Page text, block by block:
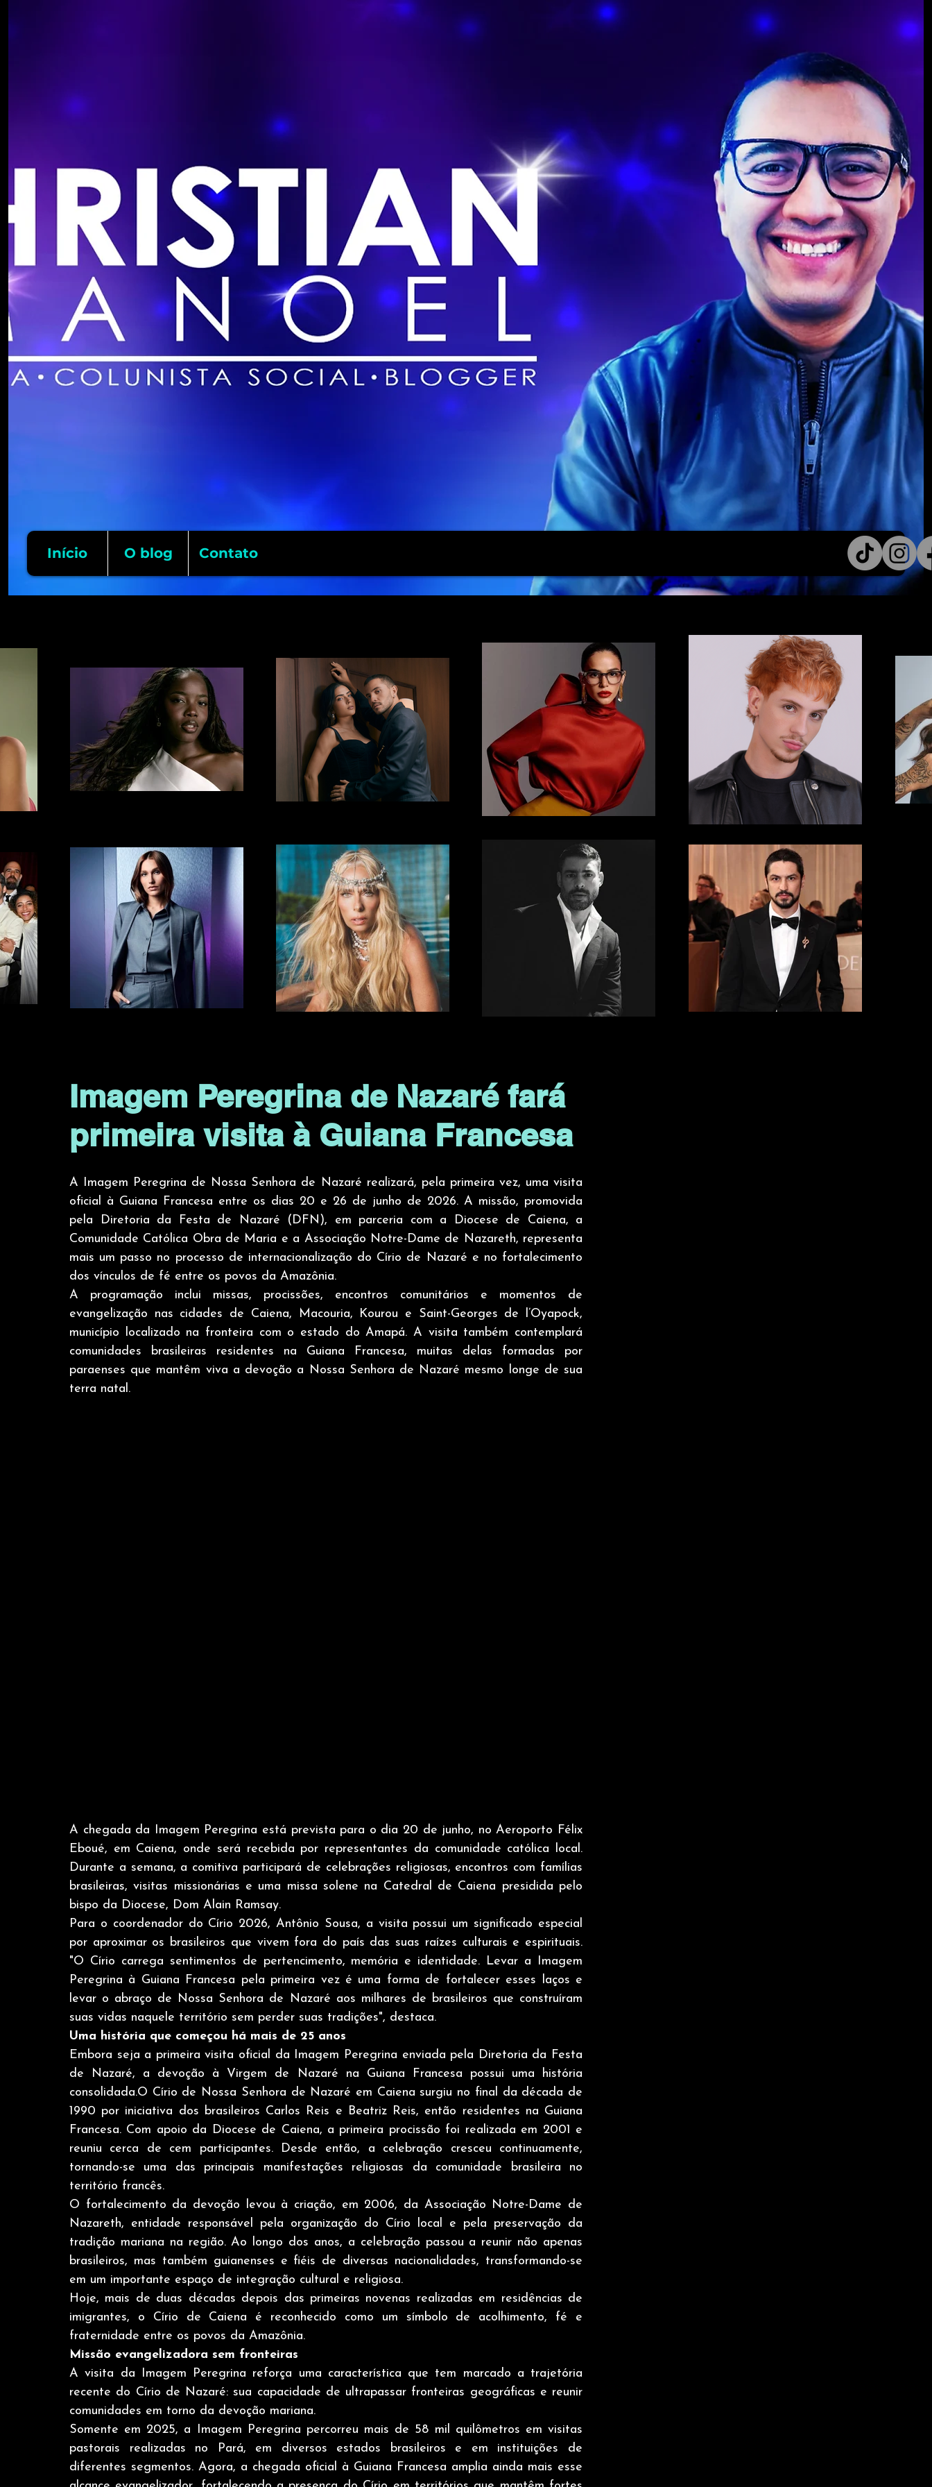
Início O blog Contato
Imagem Peregrina de Nazaré fará
primeira visita à Guiana Francesa
A Imagem Peregrina de Nossa Senhora de Nazaré realizará, pela primeira vez, uma visita
oficial à Guiana Francesa entre os dias 20 e 26 de junho de 2026. A missão, promovida
pela Diretoria da Festa de Nazaré (DFN), em parceria com a Diocese de Caiena, a
Comunidade Católica Obra de Maria e a Associação Notre-Dame de Nazareth, representa
mais um passo no processo de internacionalização do Círio de Nazaré e no fortalecimento
dos vínculos de fé entre os povos da Amazônia.
A programação inclui missas, procissões, encontros comunitários e momentos de
evangelização nas cidades de Caiena, Macouria, Kourou e Saint-Georges de l’Oyapock,
município localizado na fronteira com o estado do Amapá. A visita também contemplará
comunidades brasileiras residentes na Guiana Francesa, muitas delas formadas por
paraenses que mantêm viva a devoção a Nossa Senhora de Nazaré mesmo longe de sua
terra natal.
A chegada da Imagem Peregrina está prevista para o dia 20 de junho, no Aeroporto Félix
Eboué, em Caiena, onde será recebida por representantes da comunidade católica local.
Durante a semana, a comitiva participará de celebrações religiosas, encontros com famílias
brasileiras, visitas missionárias e uma missa solene na Catedral de Caiena presidida pelo
bispo da Diocese, Dom Alain Ramsay.
Para o coordenador do Círio 2026, Antônio Sousa, a visita possui um significado especial
por aproximar os brasileiros que vivem fora do país das suas raízes culturais e espirituais.
"O Círio carrega sentimentos de pertencimento, memória e identidade. Levar a Imagem
Peregrina à Guiana Francesa pela primeira vez é uma forma de fortalecer esses laços e
levar o abraço de Nossa Senhora de Nazaré aos milhares de brasileiros que construíram
suas vidas naquele território sem perder suas tradições", destaca.
Uma história que começou há mais de 25 anos
Embora seja a primeira visita oficial da Imagem Peregrina enviada pela Diretoria da Festa
de Nazaré, a devoção à Virgem de Nazaré na Guiana Francesa possui uma história
consolidada.O Círio de Nossa Senhora de Nazaré em Caiena surgiu no final da década de
1990 por iniciativa dos brasileiros Carlos Reis e Beatriz Reis, então residentes na Guiana
Francesa. Com apoio da Diocese de Caiena, a primeira procissão foi realizada em 2001 e
reuniu cerca de cem participantes. Desde então, a celebração cresceu continuamente,
tornando-se uma das principais manifestações religiosas da comunidade brasileira no
território francês.
O fortalecimento da devoção levou à criação, em 2006, da Associação Notre-Dame de
Nazareth, entidade responsável pela organização do Círio local e pela preservação da
tradição mariana na região. Ao longo dos anos, a celebração passou a reunir não apenas
brasileiros, mas também guianenses e fiéis de diversas nacionalidades, transformando-se
em um importante espaço de integração cultural e religiosa.
Hoje, mais de duas décadas depois das primeiras novenas realizadas em residências de
imigrantes, o Círio de Caiena é reconhecido como um símbolo de acolhimento, fé e
fraternidade entre os povos da Amazônia.
Missão evangelizadora sem fronteiras
A visita da Imagem Peregrina reforça uma característica que tem marcado a trajetória
recente do Círio de Nazaré: sua capacidade de ultrapassar fronteiras geográficas e reunir
comunidades em torno da devoção mariana.
Somente em 2025, a Imagem Peregrina percorreu mais de 58 mil quilômetros em visitas
pastorais realizadas no Pará, em diversos estados brasileiros e em instituições de
diferentes segmentos. Agora, a chegada oficial à Guiana Francesa amplia ainda mais esse